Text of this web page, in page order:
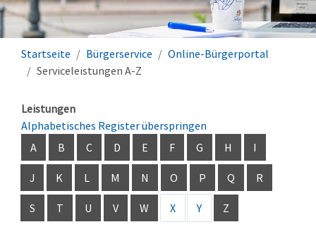
Startseite Bürgerservice
Online-Bürgerportal
Serviceleistungen A-Z
Leistungen
Alphabetisches Register überspringen
A
B C D E F G H I
J K L M N O P Q R
S T U V W X Y Z